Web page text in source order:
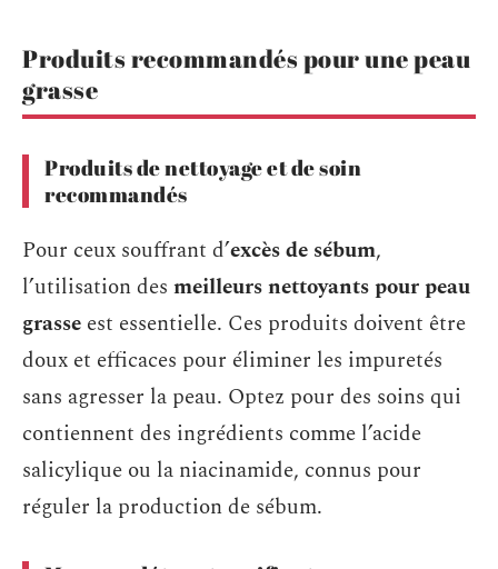
Produits recommandés pour une peau
grasse
Produits de nettoyage et de soin
recommandés
Pour ceux souffrant d’excès de sébum,
l’utilisation des meilleurs nettoyants pour peau
grasse est essentielle. Ces produits doivent être
doux et efficaces pour éliminer les impuretés
sans agresser la peau. Optez pour des soins qui
contiennent des ingrédients comme l’acide
salicylique ou la niacinamide, connus pour
réguler la production de sébum.